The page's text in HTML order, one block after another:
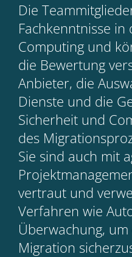
Die
Fachkenntnisse in
Computing und
die Bewertung
Anbieter, die
Dienste und die
Sicherheit und
des
Sie sind auch mit
vertraut und
Verfahren wie
Überwachung,
Migration